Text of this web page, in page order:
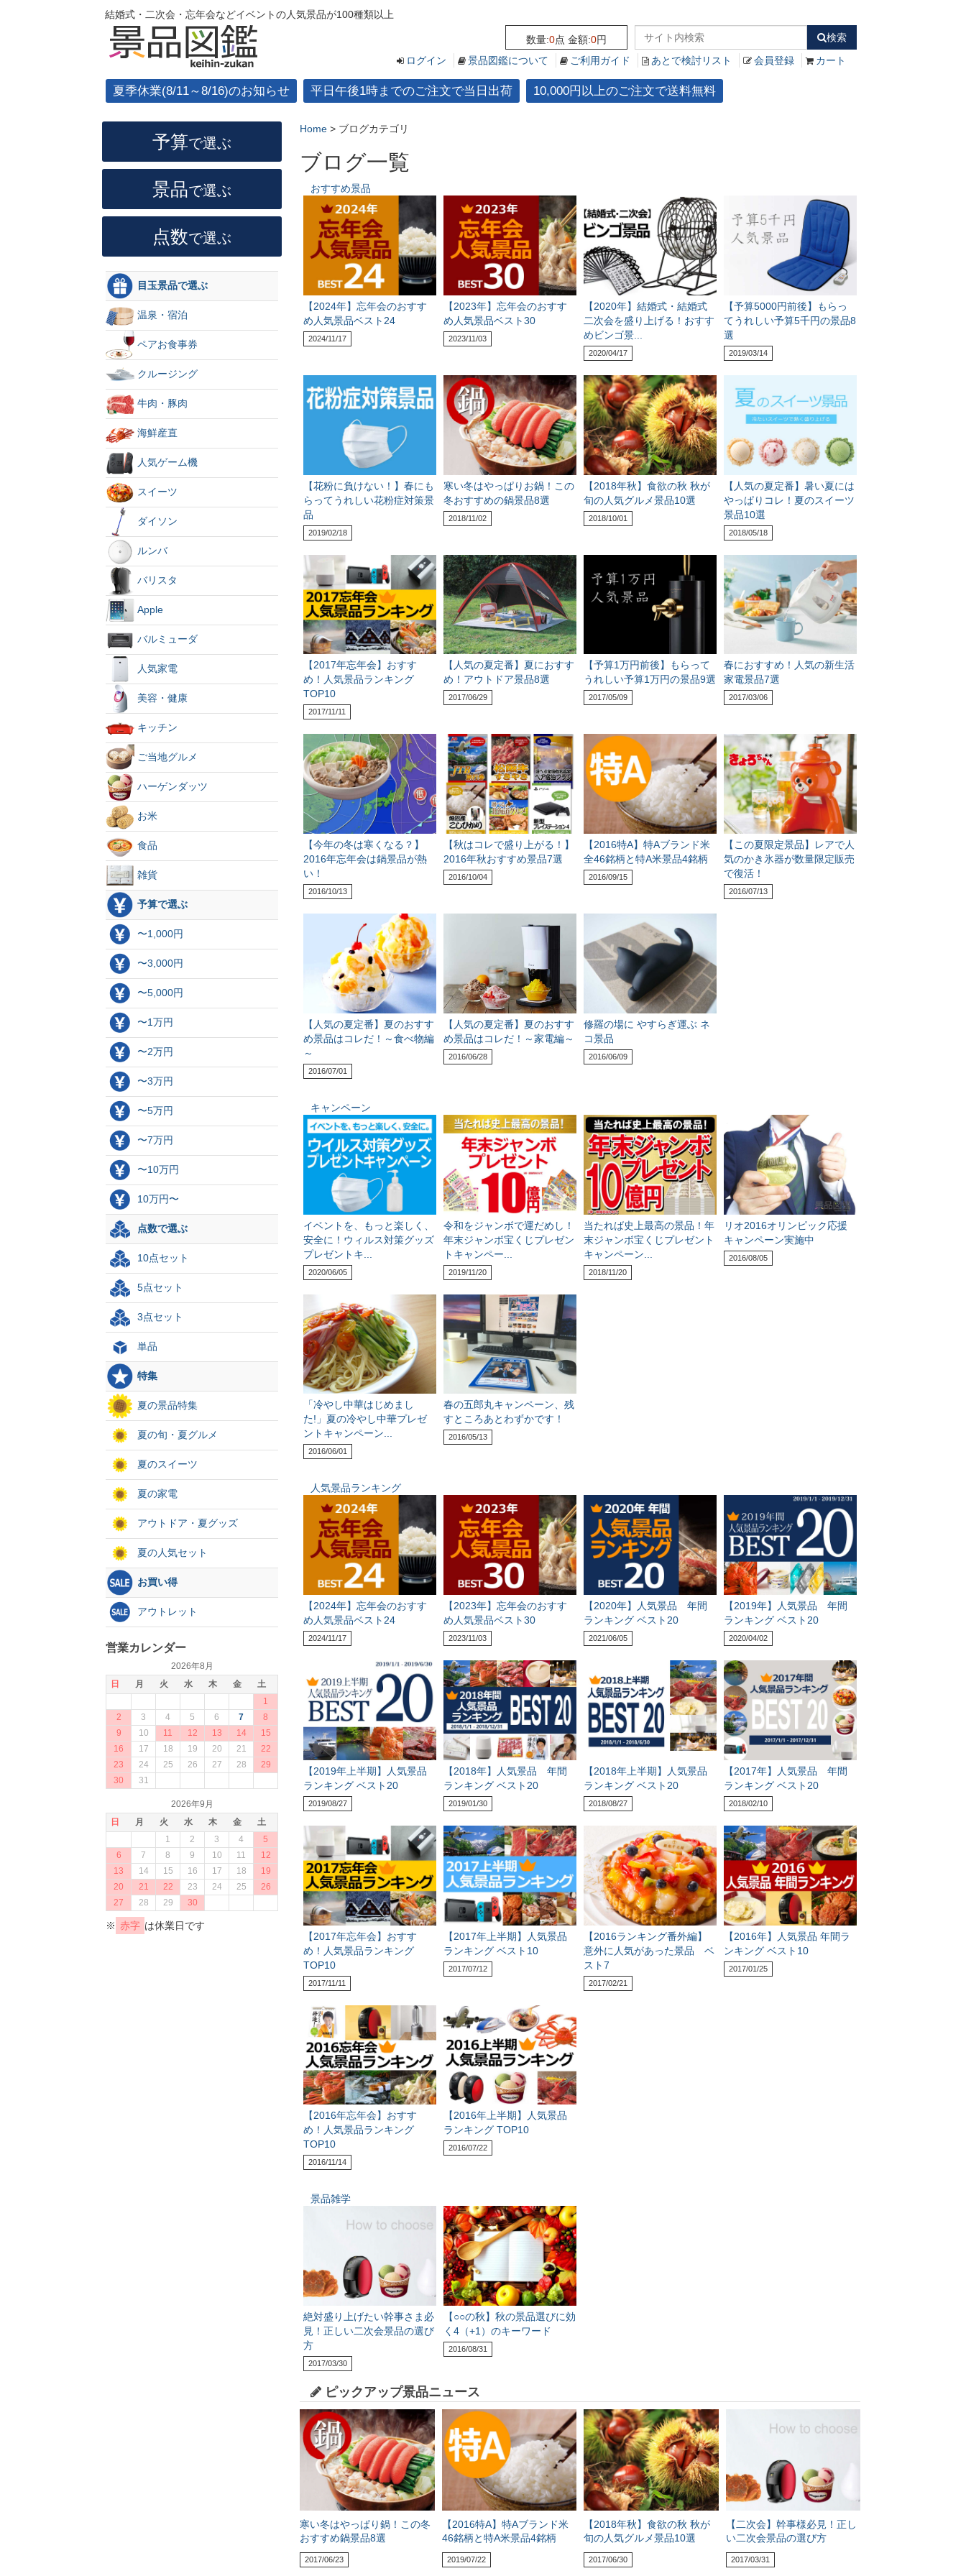
結婚式・二次会・忘年会などイベントの人気景品が100種類以上
数量:0点 金額:0円
検索
ログイン
景品図鑑について ご利用ガイド あとで検討リスト 会員登録 カート
夏季休業(8/11～8/16)のお知らせ 平日午後1時までのご注文で当日出荷 10,000円以上のご注文で送料無料
Home > ブログカテゴリ
ブログ一覧
おすすめ景品
【2024年】忘年会のおすす
め人気景品ベスト24
2024/11/17
【2023年】忘年会のおすす
め人気景品ベスト30
2023/11/03
【2020年】結婚式・結婚式
二次会を盛り上げる！おすす
めビンゴ景...
2020/04/17
【予算5000円前後】もらっ
てうれしい予算5千円の景品8
選
2019/03/14
【花粉に負けない！】春にも
らってうれしい花粉症対策景
品
2019/02/18
寒い冬はやっぱりお鍋！この
冬おすすめの鍋景品8選
2018/11/02
【2018年秋】食欲の秋 秋が
旬の人気グルメ景品10選
2018/10/01
【人気の夏定番】暑い夏には
やっぱりコレ！夏のスイーツ
景品10選
2018/05/18
【2017年忘年会】おすす
め！人気景品ランキング
TOP10
2017/11/11
【人気の夏定番】夏におすす
め！アウトドア景品8選
2017/06/29
【予算1万円前後】もらって
うれしい予算1万円の景品9選
2017/05/09
春におすすめ！人気の新生活
家電景品7選
2017/03/06
【今年の冬は寒くなる？】
2016年忘年会は鍋景品が熱
い！
2016/10/13
【秋はコレで盛り上がる！】
2016年秋おすすめ景品7選
2016/10/04
【2016特A】特Aブランド米
全46銘柄と特A米景品4銘柄
2016/09/15
【この夏限定景品】レアで人
気のかき氷器が数量限定販売
で復活！
2016/07/13
【人気の夏定番】夏のおすす
め景品はコレだ！～食べ物編
～
2016/07/01
【人気の夏定番】夏のおすす
め景品はコレだ！～家電編～
2016/06/28
修羅の場に やすらぎ運ぶ ネ
コ景品
2016/06/09
キャンペーン
イベントを、もっと楽しく、
安全に！ウィルス対策グッズ
プレゼントキ...
2020/06/05
令和をジャンボで運だめし！
年末ジャンボ宝くじプレゼン
トキャンペー...
2019/11/20
当たれば史上最高の景品！年
末ジャンボ宝くじプレゼント
キャンペーン...
2018/11/20
リオ2016オリンピック応援
キャンペーン実施中
2016/08/05
「冷やし中華はじめまし
た!」夏の冷やし中華プレゼ
ントキャンペーン...
2016/06/01
春の五郎丸キャンペーン、残
すところあとわずかです！
2016/05/13
人気景品ランキング
【2024年】忘年会のおすす
め人気景品ベスト24
2024/11/17
【2023年】忘年会のおすす
め人気景品ベスト30
2023/11/03
【2020年】人気景品 年間
ランキング ベスト20
2021/06/05
【2019年】人気景品 年間
ランキング ベスト20
2020/04/02
【2019年上半期】人気景品
ランキング ベスト20
2019/08/27
【2018年】人気景品 年間
ランキング ベスト20
2019/01/30
【2018年上半期】人気景品
ランキング ベスト20
2018/08/27
【2017年】人気景品 年間
ランキング ベスト20
2018/02/10
【2017年忘年会】おすす
め！人気景品ランキング
TOP10
2017/11/11
【2017年上半期】人気景品
ランキング ベスト10
2017/07/12
【2016ランキング番外編】
意外に人気があった景品 ベ
スト7
2017/02/21
【2016年】人気景品 年間ラ
ンキング ベスト10
2017/01/25
【2016年忘年会】おすす
め！人気景品ランキング
TOP10
2016/11/14
【2016年上半期】人気景品
ランキング TOP10
2016/07/22
景品雑学
絶対盛り上げたい幹事さま必
見！正しい二次会景品の選び
方
2017/03/30
【○○の秋】秋の景品選びに効
く4（+1）のキーワード
2016/08/31
ピックアップ景品ニュース
寒い冬はやっぱり鍋！この冬
おすすめ鍋景品8選
2017/06/23
【2016特A】特Aブランド米
46銘柄と特A米景品4銘柄
2019/07/22
【2018年秋】食欲の秋 秋が
旬の人気グルメ景品10選
2017/06/30
【二次会】幹事様必見！正し
い二次会景品の選び方
2017/03/31
予算で選ぶ
景品で選ぶ
点数で選ぶ
目玉景品で選ぶ
温泉・宿泊
ペアお食事券
クルージング
牛肉・豚肉
海鮮産直
人気ゲーム機
スイーツ
ダイソン
ルンバ
バリスタ
Apple
バルミューダ
人気家電
美容・健康
キッチン
ご当地グルメ
ハーゲンダッツ
お米
食品
雑貨
予算で選ぶ
〜1,000円
〜3,000円
〜5,000円
〜1万円
〜2万円
〜3万円
〜5万円
〜7万円
〜10万円
10万円〜
点数で選ぶ
10点セット
5点セット
3点セット
単品
特集
夏の景品特集
夏の旬・夏グルメ
夏のスイーツ
夏の家電
アウトドア・夏グッズ
夏の人気セット
お買い得
アウトレット
営業カレンダー
2026年8月
日
月 火 水 木 金
土
1
2
3 4 5 6 7
8
9
10 11 12 13 14
15
16
17 18 19 20 21
22
23
24 25 26 27 28
29
30
31
2026年9月
日
月 火 水 木 金
土
1
2 3 4
5
6
7 8 9 10 11
12
13
14 15 16 17 18
19
20
21 22 23 24 25
26
27
28 29 30
※ 赤字 は休業日です